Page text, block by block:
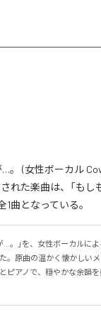
。 (女性ボーカル
れた楽曲は、「も
1曲となっている。
…。」を、女性ボーカルに
。原曲の温かく懐かしい
ピアノで、穏やかな余韻